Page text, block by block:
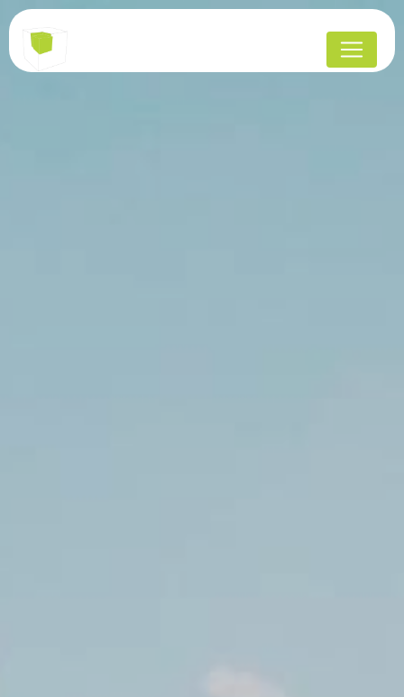
Panneau de gestion des cookies